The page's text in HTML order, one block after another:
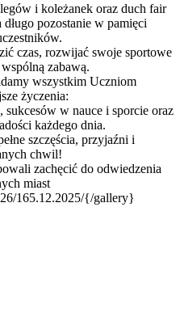
i koleżanek oraz duch fair
pozostanie w pamięci
czas, rozwijać swoje sportowe
zabawą.
wszystkim Uczniom
życzenia:
sukcesów w nauce i sporcie oraz
każdego dnia.
szczęścia, przyjaźni i
chwil!
zachęcić do odwiedzenia
miast
165.12.2025/{/gallery}